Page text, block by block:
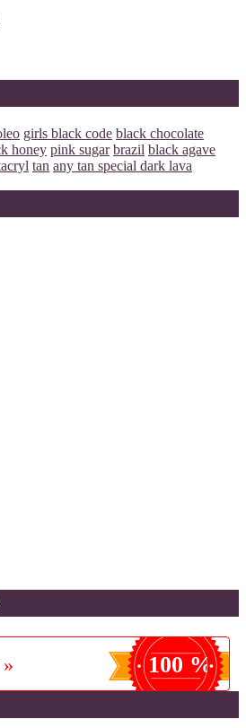
girls black code black chocolate
honey pink sugar brazil black agave
tan any tan special dark lava
100 %